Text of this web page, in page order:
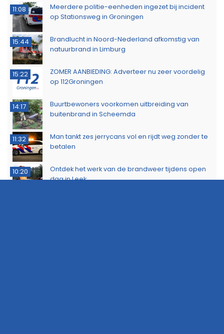
11:08
Meerdere politie-eenheden ingezet bij incident
op Stationsweg in Groningen
15:44
Brandlucht in Noord-Nederland afkomstig van
natuurbrand in Limburg
15:22
ZOMER AANBIEDING: Adverteer nu zeer voordelig
op 112Groningen
14:17
Buurtbewoners voorkomen uitbreiding van
buitenbrand in Scheemda
11:32
Man tankt zes jerrycans vol en rijdt weg zonder te
betalen
10:20
Ontdek het werk van de brandweer tijdens open
dag in Leek